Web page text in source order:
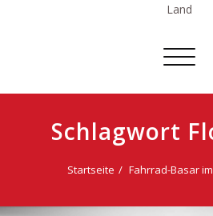
Land
Schalte
Schlagwort
Startseite Fahrrad-Basar